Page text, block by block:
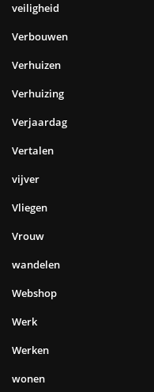
veiligheid
Verbouwen
Verhuizen
Verhuizing
Verjaardag
Vertalen
vijver
Vliegen
Vrouw
wandelen
Webshop
Werk
Werken
wonen